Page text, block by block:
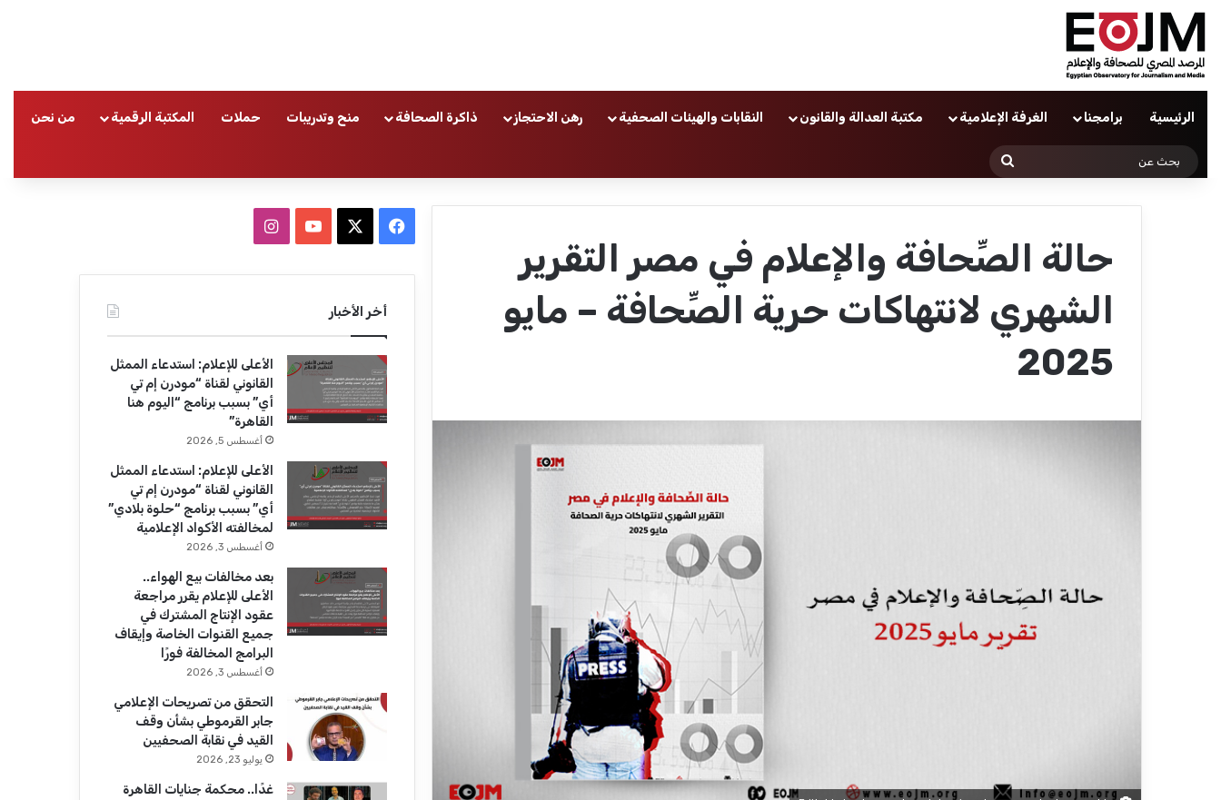
الرئيسية برامجنا الغرفة الإعلامية مكتبة العدالة والقانون النقابات والهيئات الصحفية رهن الاحتجاز ذاكرة الصحافة منح وتدريبات حملات المكتبة الرقمية من نحن
حالة الصِّحافة والإعلام في مصر التقرير
الشهري لانتهاكات حرية الصِّحافة – مايو
2025
ب
و
ك
u
T
u
e
ا
ت
ق
ر
ا
م
أخر الأخبار
الأعلى للإعلام: استدعاء الممثل
القانوني لقناة “مودرن إم تي
أي” بسبب برنامج “اليوم هنا
القاهرة”
أغسطس 5, 2026
الأعلى للإعلام: استدعاء الممثل
القانوني لقناة “مودرن إم تي
أي” بسبب برنامج “حلوة بلادي”
لمخالفته الأكواد الإعلامية
أغسطس 3, 2026
بعد مخالفات بيع الهواء..
الأعلى للإعلام يقرر مراجعة
عقود الإنتاج المشترك في
جميع القنوات الخاصة وإيقاف
البرامج المخالفة فورًا
أغسطس 3, 2026
التحقق من تصريحات الإعلامي
جابر القرموطي بشأن وقف
القيد في نقابة الصحفيين
يوليو 23, 2026
غدًا.. محكمة جنايات القاهرة